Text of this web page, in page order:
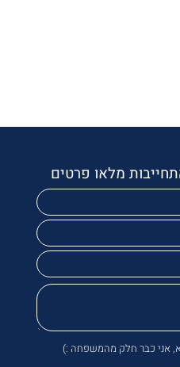
מלאו פרטים
אני כבר חלק מהמשפחה :)